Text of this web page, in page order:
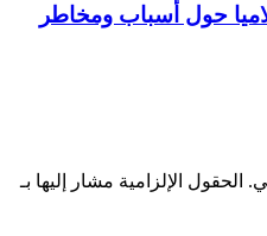
حول أسباب ومخاطر
الحقول الإلزامية مشار إليها بـ